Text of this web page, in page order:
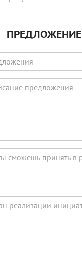
ПРЕДЛОЖЕНИЕ